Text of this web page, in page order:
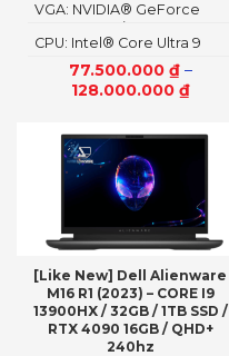
77.500.000 ₫–
128.000.000 ₫
CPU: Intel® Core Ultra 9
VGA: NVIDIA® GeForce
RTX™ 5070Ti 12GB GDDR
[Like New] Dell Alienware
M16 R1 (2023) – CORE I9
13900HX / 32GB / 1TB SSD /
RTX 4090 16GB / QHD+
240hz